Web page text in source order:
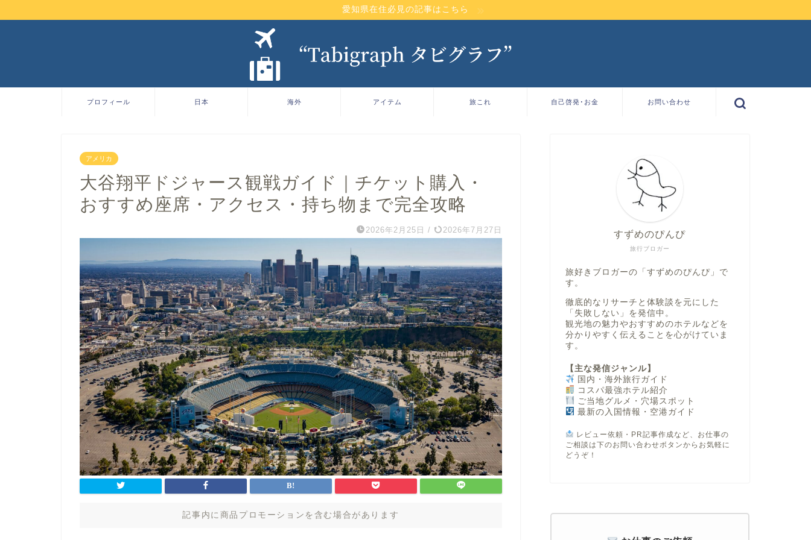
愛知県在住必見の記事はこちら
プロフィール 日本 海外 アイテム 旅これ 自己啓発･お金 お問い合わせ
アメリカ
大谷翔平ドジャース観戦ガイド｜チケット購入・
おすすめ座席・アクセス・持ち物まで完全攻略
2026年2月25日 / 2026年7月27日
記事内に商品プロモーションを含む場合があります
旅行ブロガー
すずめのぴんぴ
旅好きブロガーの「すずめのぴんぴ」で
す。
徹底的なリサーチと体験談を元にした
「失敗しない」 を発信中。
観光地の魅力やおすすめのホテルなどを
分かりやすく伝えることを心がけていま
す。
【主な発信ジャンル】
国内・海外旅行ガイド
コスパ最強ホテル紹介
ご当地グルメ・穴場スポット
最新の入国情報・空港ガイド
レビュー依頼・PR記事作成など、お仕事の
ご相談は下のお問い合わせボタンからお気軽に
どうぞ！